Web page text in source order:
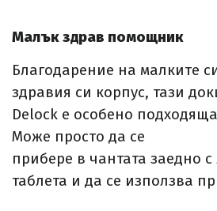
Малък здрав помощник
Благодарение на малките
здравия си корпус, тази
Delock е особено
Може просто да се
прибере в чантата заедно
таблета и да се използва